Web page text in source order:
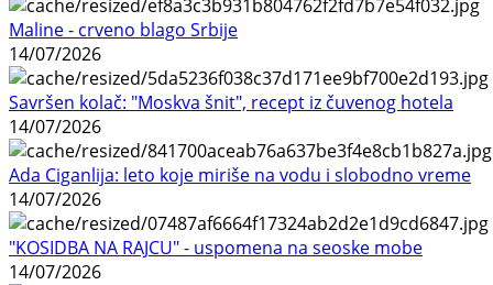
Maline - crveno blago Srbije
14/07/2026
Savršen kolač: "Moskva šnit", recept iz čuvenog hotela
14/07/2026
Ada Ciganlija: leto koje miriše na vodu i slobodno vreme
14/07/2026
"KOSIDBA NA RAJCU" - uspomena na seoske mobe
14/07/2026